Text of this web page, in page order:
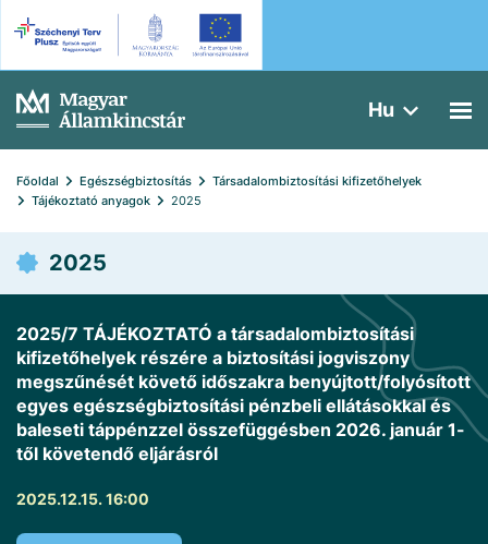
Hu
Főoldal Egészségbiztosítás
Társadalombiztosítási kifizetőhelyek
Tájékoztató anyagok
2025
2025
2025/7 TÁJÉKOZTATÓ a társadalombiztosítási
kifizetőhelyek részére a biztosítási jogviszony
megszűnését követő időszakra benyújtott/folyósított
egyes egészségbiztosítási pénzbeli ellátásokkal és
baleseti táppénzzel összefüggésben 2026. január 1-
től követendő eljárásról
2025.12.15. 16:00